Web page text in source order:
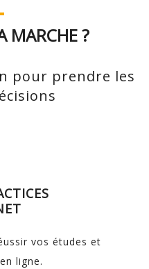
MARCHE ?
pour prendre les
vos études et
ligne.